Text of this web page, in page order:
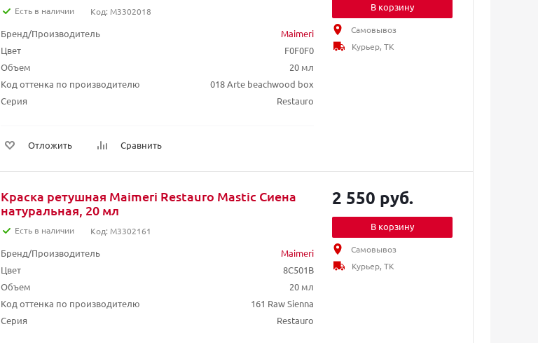
Есть в наличии Код: M3302018
Бренд/Производитель
Maimeri
Цвет
F0F0F0
Объем
20 мл
Код оттенка по производителю
018 Arte beachwood box
Серия
Restauro
Отложить Сравнить
В корзину
Самовывоз
Курьер, ТК
Краска ретушная Maimeri Restauro Mastic Сиена
натуральная, 20 мл
Есть в наличии Код: M3302161
Бренд/Производитель
Maimeri
Цвет
8C501B
Объем
20 мл
Код оттенка по производителю
161 Raw Sienna
Серия
Restauro
2 550 руб.
В корзину
Самовывоз
Курьер, ТК